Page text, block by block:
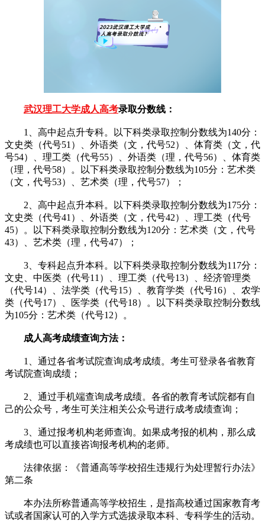
武汉理工大学成人高考录取分数线：
1、高中起点升专科。以下科类录取控制分数线为140分：
文史类（代号51）、外语类（文，代号52）、体育类（文，代
号54）、理工类（代号55）、外语类（理，代号56）、体育类
（理，代号58）。以下科类录取控制分数线为105分：艺术类
（文，代号53）、艺术类（理，代号57）；
2、高中起点升本科。以下科类录取控制分数线为175分：
文史类（代号41）、外语类（文，代号42）、理工类（代号
45）。以下科类录取控制分数线为120分：艺术类（文，代号
43）、艺术类（理，代号47）；
3、专科起点升本科。以下科类录取控制分数线为117分：
文史、中医类（代号11）、理工类（代号13）、经济管理类
（代号14）、法学类（代号15）、教育学类（代号16）、农学
类（代号17）、医学类（代号18）。以下科类录取控制分数线
为105分：艺术类（代号12）。
成人高考成绩查询方法：
1、通过各省考试院查询成考成绩。考生可登录各省教育
考试院查询成绩；
2、通过手机端查询成考成绩。各省的教育考试院都有自
己的公众号，考生可关注相关公众号进行成考成绩查询；
3、通过报考机构老师查询。如果成考报的机构，那么成
考成绩也可以直接咨询报考机构的老师。
法律依据：《普通高等学校招生违规行为处理暂行办法》
第二条
本办法所称普通高等学校招生，是指高校通过国家教育考
试或者国家认可的入学方式选拔录取本科、专科学生的活动。